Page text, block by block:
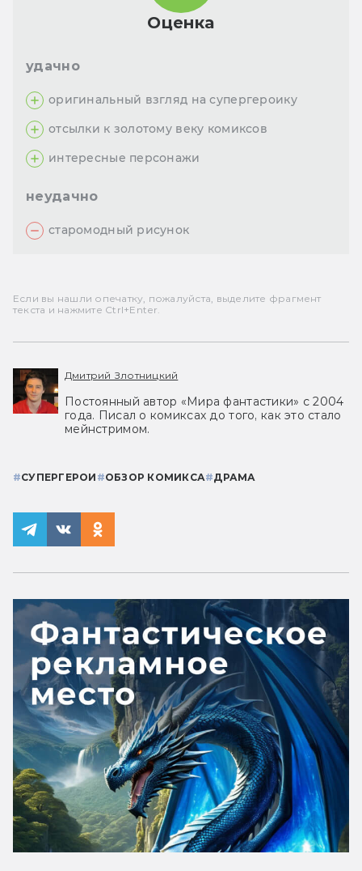
Оценка
удачно
оригинальный взгляд на супергероику
отсылки к золотому веку комиксов
интересные персонажи
неудачно
старомодный рисунок
Если вы нашли опечатку, пожалуйста, выделите фрагмент
текста и нажмите Ctrl+Enter.
Дмитрий Злотницкий
Постоянный автор «Мира фантастики» с 2004
года. Писал о комиксах до того, как это стало
мейнстримом.
#СУПЕРГЕРОИ #ОБЗОР КОМИКСА#ДРАМА